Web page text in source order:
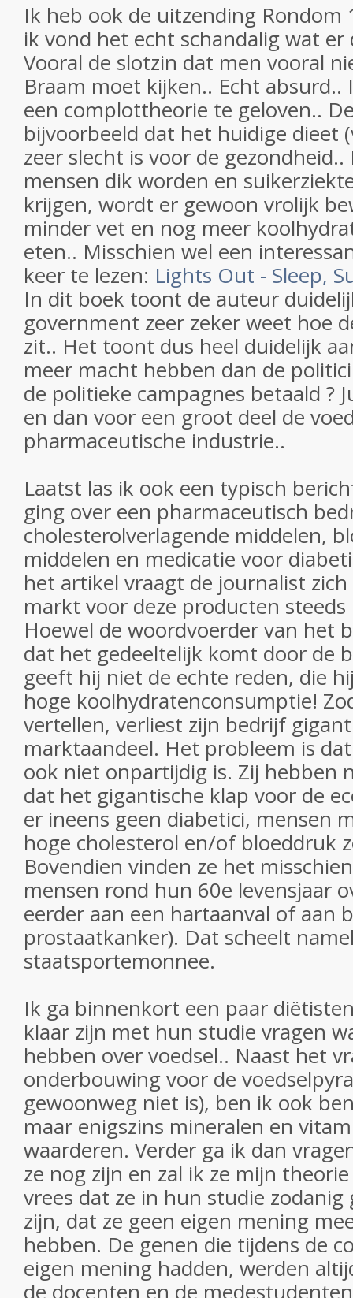
Ik heb ook de uitzending Rondom
ik vond het echt schandalig wat er
Vooral de slotzin dat men vooral
Braam moet kijken.. Echt
een complottheorie te geloven..
bijvoorbeeld dat het huidige dieet
zeer slecht is voor de
mensen dik worden en
krijgen, wordt er gewoon vrolijk
minder vet en nog meer
eten.. Misschien wel een
keer te lezen: Lights Out - Sleep,
In dit boek toont de auteur
government zeer zeker weet hoe
zit.. Het toont dus heel duidelijk
meer macht hebben dan de
de politieke campagnes betaald ?
en dan voor een groot deel de
pharmaceutische industrie..
Laatst las ik ook een typisch
ging over een pharmaceutisch
cholesterolverlagende middelen,
middelen en medicatie voor
het artikel vraagt de journalist
markt voor deze producten
Hoewel de woordvoerder van het
dat het gedeeltelijk komt door de
geeft hij niet de echte reden, die
hoge koolhydratenconsumptie!
vertellen, verliest zijn bedrijf
marktaandeel. Het probleem is
ook niet onpartijdig is. Zij hebben
dat het gigantische klap voor de
er ineens geen diabetici, mensen
hoge cholesterol en/of bloeddruk
Bovendien vinden ze het
mensen rond hun 60e levensjaar
eerder aan een hartaanval of aan
prostaatkanker). Dat scheelt
staatsportemonnee.
Ik ga binnenkort een paar
klaar zijn met hun studie vragen
hebben over voedsel.. Naast het
onderbouwing voor de
gewoonweg niet is), ben ik ook
maar enigszins mineralen en
waarderen. Verder ga ik dan
ze nog zijn en zal ik ze mijn
vrees dat ze in hun studie zodanig
zijn, dat ze geen eigen mening
hebben. De genen die tijdens de
eigen mening hadden, werden
de docenten en de